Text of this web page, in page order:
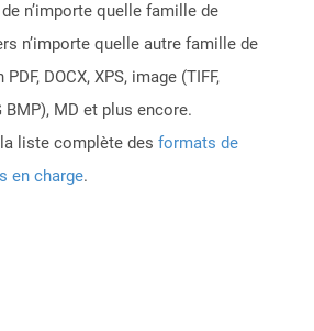
n’importe quelle famille de
n’importe quelle autre famille de
DOCX, XPS, image (TIFF,
BMP), MD et plus encore.
liste complète des formats de
en charge.